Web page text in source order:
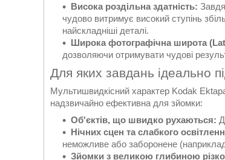
Висока роздільна здатність:
чудово витримує високий ступінь
найскладніші деталі.
Широка фотографічна широта
дозволяючи отримувати чудові
Для яких завдань ідеально
Мультишвидкісний характер Kodak
надзвичайно ефективна для зйомки:
Об'єктів, що швидко рухаються:
Нічних сцен та слабкого
неможливе або заборонене
Зйомки з великою глибиною